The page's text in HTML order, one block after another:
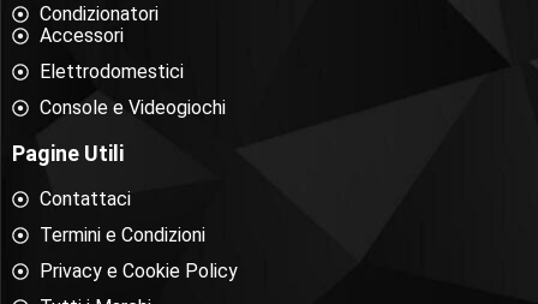
Condizionatori
Accessori
Elettrodomestici
Console e Videogiochi
Pagine Utili
Contattaci
Termini e Condizioni
Privacy e Cookie Policy